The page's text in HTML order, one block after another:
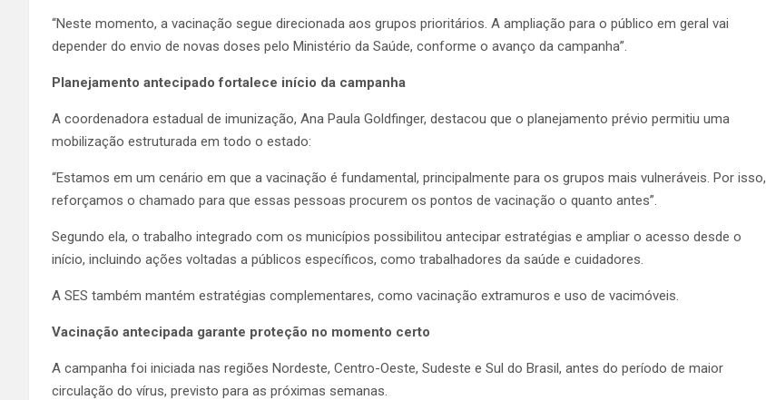
“Neste momento, a vacinação segue direcionada aos grupos prioritários. A ampliação para o público em geral vai
depender do envio de novas doses pelo Ministério da Saúde, conforme o avanço da campanha”.
Planejamento antecipado fortalece início da campanha
A coordenadora estadual de imunização, Ana Paula Goldfinger, destacou que o planejamento prévio permitiu uma
mobilização estruturada em todo o estado:
“Estamos em um cenário em que a vacinação é fundamental, principalmente para os grupos mais vulneráveis. Por isso,
reforçamos o chamado para que essas pessoas procurem os pontos de vacinação o quanto antes”.
Segundo ela, o trabalho integrado com os municípios possibilitou antecipar estratégias e ampliar o acesso desde o
início, incluindo ações voltadas a públicos específicos, como trabalhadores da saúde e cuidadores.
A SES também mantém estratégias complementares, como vacinação extramuros e uso de vacimóveis.
Vacinação antecipada garante proteção no momento certo
A campanha foi iniciada nas regiões Nordeste, Centro-Oeste, Sudeste e Sul do Brasil, antes do período de maior
circulação do vírus, previsto para as próximas semanas.